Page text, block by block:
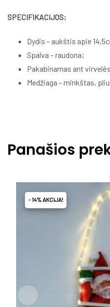
SPECIFIKACIJOS:
Dydis – aukštis apie
Spalva – raudona;
Pakabinamas ant
Medžiaga – minkštas,
Panašios
- 14% AKCIJA!